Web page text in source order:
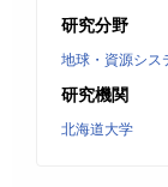
研究分野
地球・資源シス
研究機関
北海道大学